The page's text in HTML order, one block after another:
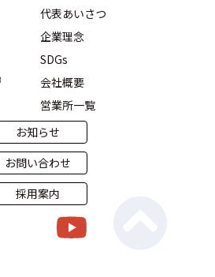
代表あいさつ
企業理念
SDGs
会社概要
営業所一覧
お知らせ
お問い合わせ
採用案内